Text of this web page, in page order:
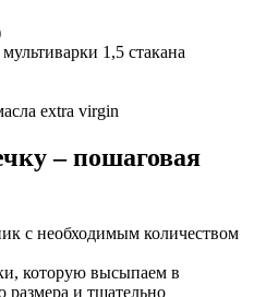
1,5 стакана
extra virgin
– пошаговая
с необходимым количеством
которую высыпаем в
размера и тщательно